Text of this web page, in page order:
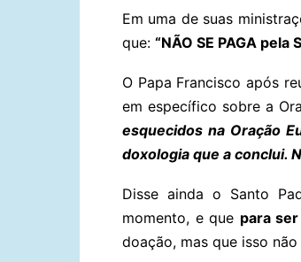
Em uma de suas
que: “NÃO SE PAGA pela
O Papa Francisco após
em específico sobre a
esquecidos na Oração
doxologia que a conclui.
Disse ainda o Santo
momento, e que para
doação, mas que isso